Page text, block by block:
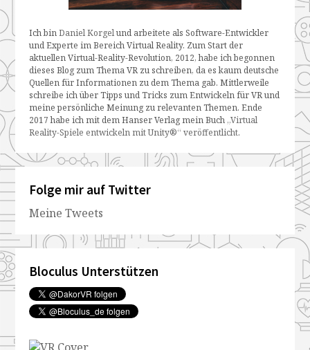
Ich binDaniel Korgelund arbeitete als Software-Entwickler
und Experte im Bereich Virtual Reality. Zum Start der
aktuellen Virtual-Reality-Revolution, 2012, habe ich begonnen
dieses Blog zum Thema VR zu schreiben, da es kaum deutsche
Quellen für Informationen zu dem Thema gab. Mittlerweile
schreibe ich über Tipps und Tricks zum Entwickeln für VR und
meine persönliche Meinung zu relevanten Themen. Ende
2017 habe ich mit dem Hanser Verlag mein Buch „Virtual
Reality-Spiele entwickeln mit Unity®“ veröffentlicht.
Folge mir auf Twitter
Meine Tweets
Bloculus Unterstützen